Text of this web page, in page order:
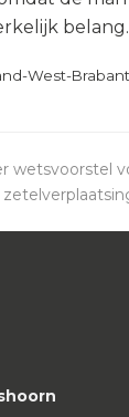
belang.
West-Brabant
wetsvoorstel